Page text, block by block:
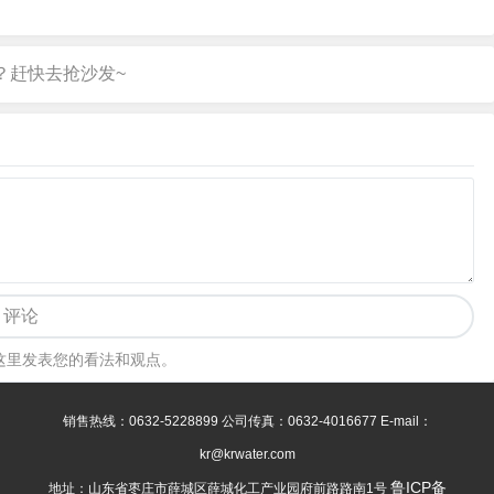
评论
发表您的看法和观点。
销售热线：0632-5228899 公司传真：0632-4016677 E-mail：
kr@krwater.com
地址：山东省枣庄市薛城区薛城化工产业园府前路路南1号 鲁ICP备